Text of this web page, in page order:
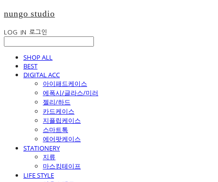
nungo studio
LOG IN 로그인
SHOP ALL
BEST
DIGITAL ACC
아이패드케이스
에폭시/글라스/미러
젤리/하드
카드케이스
지플립케이스
스마트톡
에어팟케이스
STATIONERY
지류
마스킹테이프
LIFE STYLE